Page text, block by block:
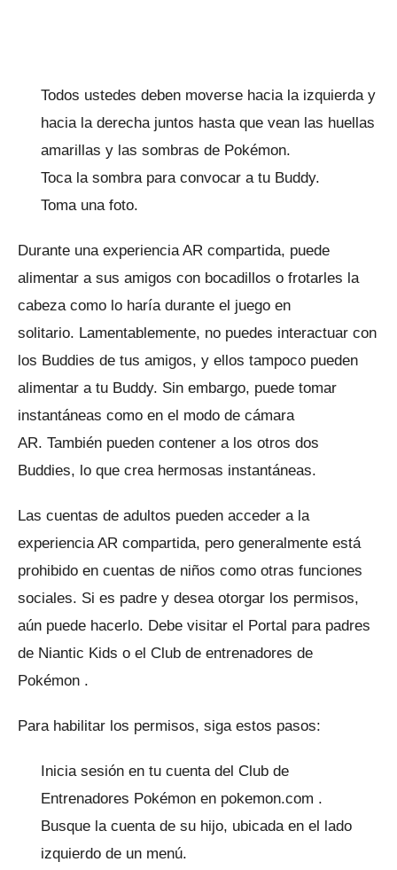
Todos ustedes deben moverse hacia la izquierda y
hacia la derecha juntos hasta que vean las huellas
amarillas y las sombras de Pokémon.
Toca la sombra para convocar a tu Buddy.
Toma una foto.
Durante una experiencia AR compartida, puede
alimentar a sus amigos con bocadillos o frotarles la
cabeza como lo haría durante el juego en
solitario. Lamentablemente, no puedes interactuar con
los Buddies de tus amigos, y ellos tampoco pueden
alimentar a tu Buddy. Sin embargo, puede tomar
instantáneas como en el modo de cámara
AR. También pueden contener a los otros dos
Buddies, lo que crea hermosas instantáneas.
Las cuentas de adultos pueden acceder a la
experiencia AR compartida, pero generalmente está
prohibido en cuentas de niños como otras funciones
sociales. Si es padre y desea otorgar los permisos,
aún puede hacerlo. Debe visitar el Portal para padres
de Niantic Kids o el Club de entrenadores de
Pokémon .
Para habilitar los permisos, siga estos pasos:
Inicia sesión en tu cuenta del Club de
Entrenadores Pokémon en pokemon.com .
Busque la cuenta de su hijo, ubicada en el lado
izquierdo de un menú.